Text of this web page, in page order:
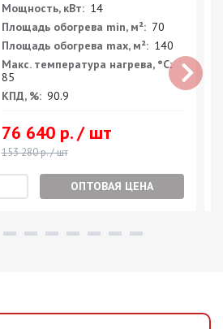
Мощность, кВт: 14
Площадь обогрева min, м²: 70
Площадь обогрева max, м²: 140
Макс. температура нагрева, °С:
85
КПД, %: 90.9
76 640 р. / шт
153 280 р. / шт
ОПТОВАЯ ЦЕНА